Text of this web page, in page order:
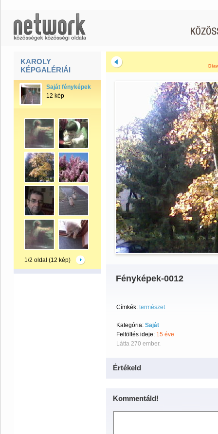
KAROLY
KÉPGALÉRIÁI
Saját fényképek
12 kép
1/2 oldal (12 kép)
Fényképek-0012
Címkék: természet
Kategória: Saját
Feltöltés ideje: 15 éve
Látta 270 ember.
Értékeld
Kommentáld!